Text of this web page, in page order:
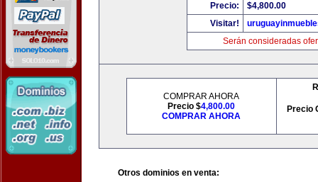
Precio:
$4,800.00
Visitar!
Serán consideradas
COMPRAR AHORA
Precio $4,800.00
COMPRAR AHORA
Precio
Otros dominios en venta: